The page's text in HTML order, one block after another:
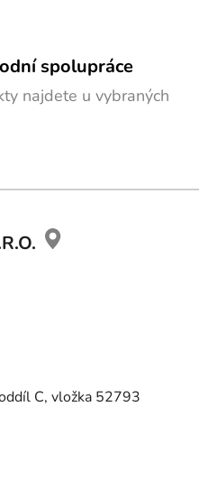
spolupráce
najdete u vybraných
C, vložka 52793